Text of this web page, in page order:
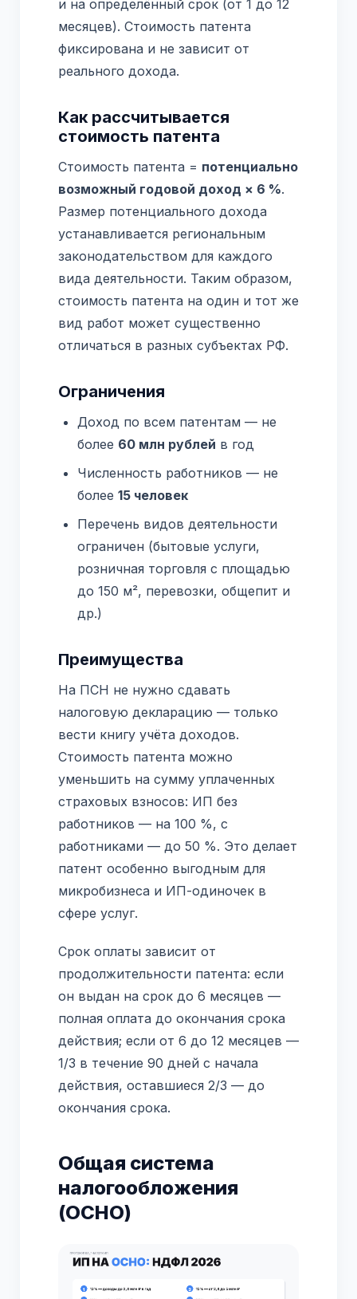
и на определённый срок (от 1 до 12
месяцев). Стоимость патента
фиксирована и не зависит от
реального дохода.
Как рассчитывается
стоимость патента
Стоимость патента = потенциально
возможный годовой доход × 6 %.
Размер потенциального дохода
устанавливается региональным
законодательством для каждого
вида деятельности. Таким образом,
стоимость патента на один и тот же
вид работ может существенно
отличаться в разных субъектах РФ.
Ограничения
Доход по всем патентам — не
более 60 млн рублей в год
Численность работников — не
более 15 человек
Перечень видов деятельности
ограничен (бытовые услуги,
розничная торговля с площадью
до 150 м², перевозки, общепит и
др.)
Преимущества
На ПСН не нужно сдавать
налоговую декларацию — только
вести книгу учёта доходов.
Стоимость патента можно
уменьшить на сумму уплаченных
страховых взносов: ИП без
работников — на 100 %, с
работниками — до 50 %. Это делает
патент особенно выгодным для
микробизнеса и ИП-одиночек в
сфере услуг.
Срок оплаты зависит от
продолжительности патента: если
он выдан на срок до 6 месяцев —
полная оплата до окончания срока
действия; если от 6 до 12 месяцев —
1/3 в течение 90 дней с начала
действия, оставшиеся 2/3 — до
окончания срока.
Общая система
налогообложения
(ОСНО)